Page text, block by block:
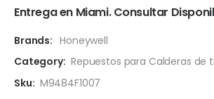
Entrega en Miami. Consultar
Brands: Honeywell
Category: Repuestos para Calderas de
Sku: M9484F1007